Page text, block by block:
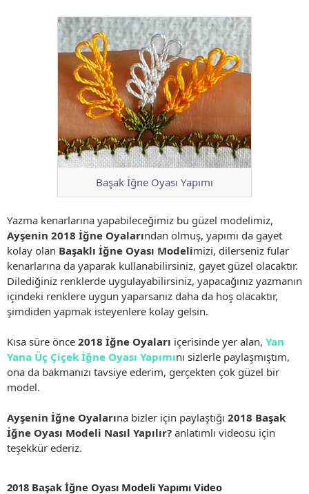
Başak İğne Oyası Yapımı
Yazma kenarlarına yapabileceğimiz bu güzel modelimiz,
Ayşenin 2018 İğne Oyalarından olmuş, yapımı da gayet
kolay olan Başaklı İğne Oyası Modelimizi, dilerseniz fular
kenarlarına da yaparak kullanabilirsiniz, gayet güzel olacaktır.
Dilediğiniz renklerde uygulayabilirsiniz, yapacağınız yazmanın
içindeki renklere uygun yaparsanız daha da hoş olacaktır,
şimdiden yapmak isteyenlere kolay gelsin.
Kısa süre önce 2018 İğne Oyaları içerisinde yer alan, Yan
Yana Üç Çiçek İğne Oyası Yapımını sizlerle paylaşmıştım,
ona da bakmanızı tavsiye ederim, gerçekten çok güzel bir
model.
Ayşenin İğne Oyalarına bizler için paylaştığı 2018 Başak
İğne Oyası Modeli Nasıl Yapılır? anlatımlı videosu için
teşekkür ederiz.
2018 Başak İğne Oyası Modeli Yapımı Video